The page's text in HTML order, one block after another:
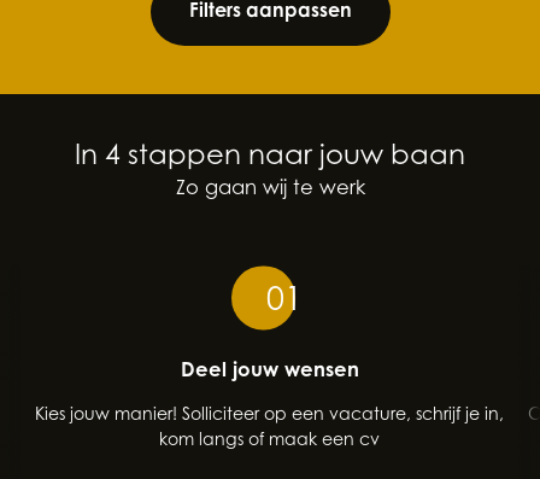
Filters aanpassen
In 4 stappen naar jouw baan
Zo gaan wij te werk
01
Deel jouw wensen
Kies jouw manier! Solliciteer op een vacature, schrijf je in,
kom langs of maak een cv